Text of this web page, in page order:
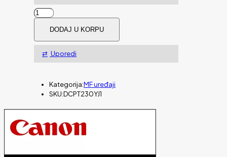
MFP
BROTHER
T230
količina
DODAJ U KORPU
Uporedi
Kategorija:MF uređaji
SKU:DCPT230YJ1